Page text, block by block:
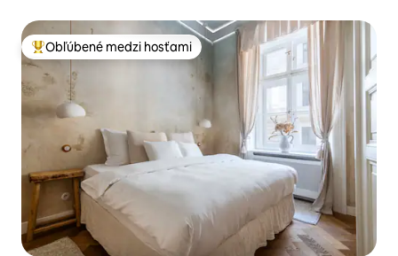
Najobľúbenejšie medzi hosťami
Obľúbené medzi hosťami